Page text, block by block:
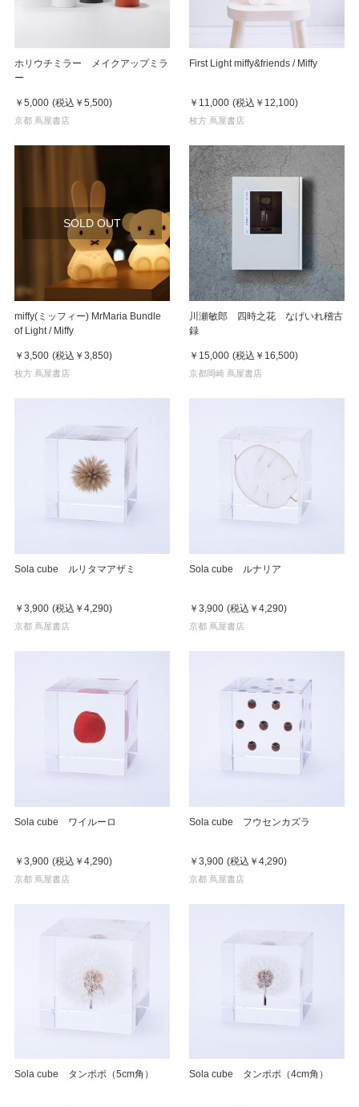
ホリウチミラー メイクアップミラ
ー
￥5,000 (税込 ￥5,500)
京都 蔦屋書店
First Light miffy&friends / Miffy
￥11,000 (税込 ￥12,100)
枚方 蔦屋書店
SOLD OUT
miffy(ミッフィー) MrMaria Bundle
of Light / Miffy
￥3,500 (税込 ￥3,850)
枚方 蔦屋書店
川瀬敏郎 四時之花 なげいれ稽古
録
￥15,000 (税込 ￥16,500)
京都岡崎 蔦屋書店
Sola cube ルリタマアザミ
￥3,900 (税込 ￥4,290)
京都 蔦屋書店
Sola cube ルナリア
￥3,900 (税込 ￥4,290)
京都 蔦屋書店
Sola cube ワイルーロ
￥3,900 (税込 ￥4,290)
京都 蔦屋書店
Sola cube フウセンカズラ
￥3,900 (税込 ￥4,290)
京都 蔦屋書店
Sola cube タンポポ（5cm角） Sola cube タンポポ（4cm角）